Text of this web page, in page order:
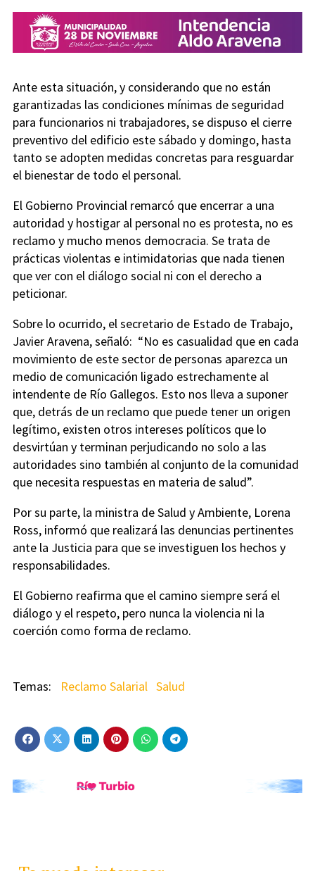
Ante esta situación, y considerando que no están
garantizadas las condiciones mínimas de seguridad
para funcionarios ni trabajadores, se dispuso el cierre
preventivo del edificio este sábado y domingo, hasta
tanto se adopten medidas concretas para resguardar
el bienestar de todo el personal.
El Gobierno Provincial remarcó que encerrar a una
autoridad y hostigar al personal no es protesta, no es
reclamo y mucho menos democracia. Se trata de
prácticas violentas e intimidatorias que nada tienen
que ver con el diálogo social ni con el derecho a
peticionar.
Sobre lo ocurrido, el secretario de Estado de Trabajo,
Javier Aravena, señaló: “No es casualidad que en cada
movimiento de este sector de personas aparezca un
medio de comunicación ligado estrechamente al
intendente de Río Gallegos. Esto nos lleva a suponer
que, detrás de un reclamo que puede tener un origen
legítimo, existen otros intereses políticos que lo
desvirtúan y terminan perjudicando no solo a las
autoridades sino también al conjunto de la comunidad
que necesita respuestas en materia de salud”.
Por su parte, la ministra de Salud y Ambiente, Lorena
Ross, informó que realizará las denuncias pertinentes
ante la Justicia para que se investiguen los hechos y
responsabilidades.
El Gobierno reafirma que el camino siempre será el
diálogo y el respeto, pero nunca la violencia ni la
coerción como forma de reclamo.
Reclamo Salarial Salud